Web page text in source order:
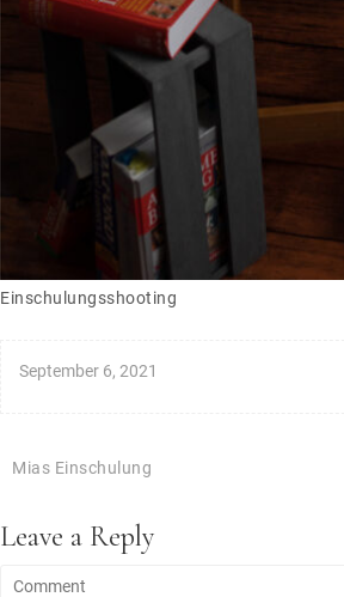
Einschulungsshooting
September 6, 2021
Beitragsnavigation
Mias Einschulung
Leave a Reply